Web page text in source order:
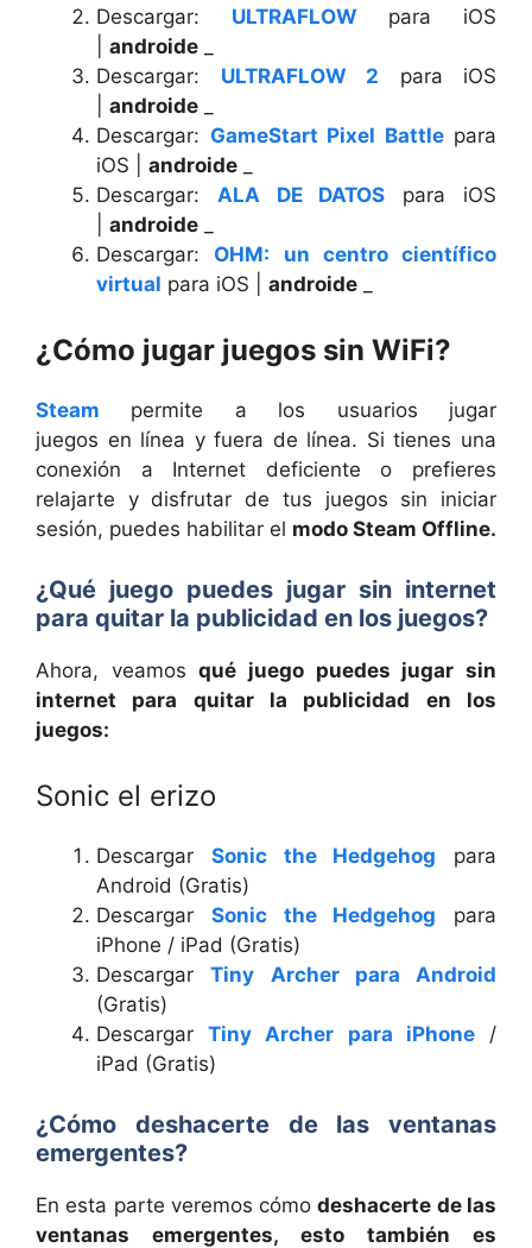
Descargar: ULTRAFLOW para iOS
androide
Descargar: ULTRAFLOW 2 para iOS
androide
Descargar: GameStart Pixel Battlepara
iOS | androide
Descargar: ALA DE DATOS para iOS
androide
Descargar: OHM: un centro científico
virtual para iOS | androide
¿Cómo jugar juegos sin WiFi?
Steam permite a los usuarios jugar
juegos en línea y fuera de línea. Si tienes una
conexión a Internet deficiente o prefieres
relajarte y disfrutar de tus juegos sin iniciar
sesión, puedes habilitar el modo Steam Offline.
¿Qué juego puedes jugar sin internet
para quitar la publicidad en los juegos?
Ahora, veamosqué juego puedes jugar sin
internet para quitar la publicidad en los
juegos:
Sonic el erizo
Descargar Sonic the Hedgehog para
Android (Gratis)
Descargar Sonic the Hedgehog para
iPhone / iPad (Gratis)
DescargarTiny Archer para Android
(Gratis)
DescargarTiny Archer para iPhone/
iPad (Gratis)
¿Cómo deshacerte de las ventanas
emergentes?
En esta parte veremos cómodeshacerte de las
ventanas emergentes, esto también es